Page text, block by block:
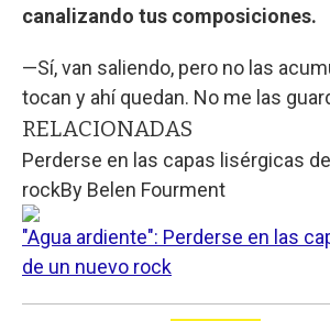
canalizando tus composiciones.
—Sí, van saliendo, pero no las
tocan y ahí quedan. No me las
RELACIONADAS
Perderse en las capas lisérgicas
rockBy Belen Fourment
"Agua ardiente": Perderse en las
de un nuevo rock